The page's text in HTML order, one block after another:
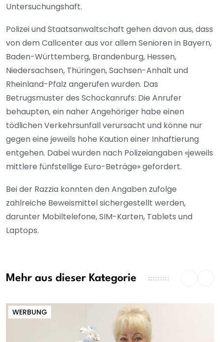
Untersuchungshaft.
Polizei und Staatsanwaltschaft gehen davon aus, dass
von dem Callcenter aus vor allem Senioren in Bayern,
Baden-Württemberg, Brandenburg, Hessen,
Niedersachsen, Thüringen, Sachsen-Anhalt und
Rheinland-Pfalz angerufen wurden. Das
Betrugsmuster des Schockanrufs: Die Anrufer
behaupten, ein naher Angehöriger habe einen
tödlichen Verkehrsunfall verursacht und könne nur
gegen eine jeweils hohe Kaution einer Inhaftierung
entgehen. Dabei wurden nach Polizeiangaben «jeweils
mittlere fünfstellige Euro-Beträge» gefordert.
Bei der Razzia konnten den Angaben zufolge
zahlreiche Beweismittel sichergestellt werden,
darunter Mobiltelefone, SIM-Karten, Tablets und
Laptops.
Mehr aus dieser Kategorie
WERBUNG